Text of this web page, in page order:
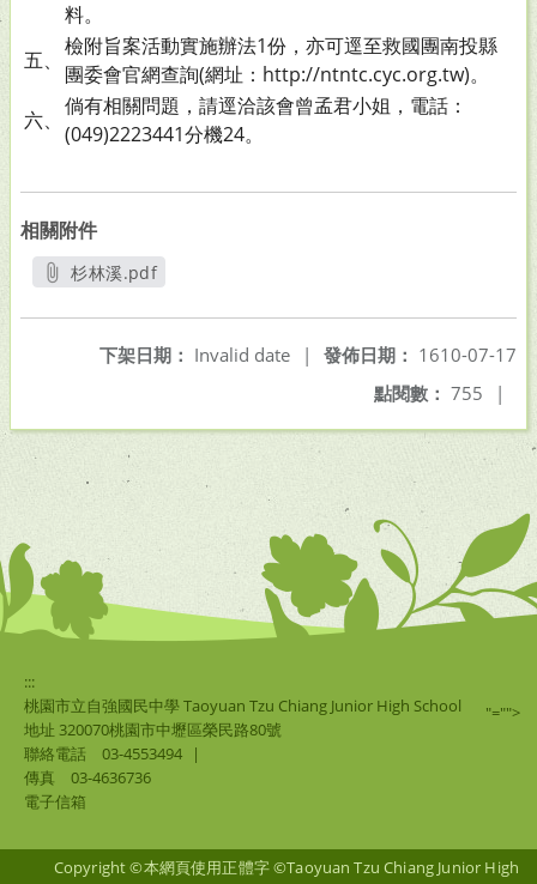
料。
五、
檢附旨案活動實施辦法1份，亦可逕至救國團南投縣
團委會官網查詢(網址：http://ntntc.cyc.org.tw)。
六、
倘有相關問題，請逕洽該會曾孟君小姐，電話：
(049)2223441分機24。
相關附件
杉林溪.pdf
發佈日期： 1610-07-17
下架日期： Invalid date
|
點閱數： 755 |
:::
桃園市立自強國民中學 Taoyuan Tzu Chiang Junior High School
地址 320070桃園市中壢區榮民路80號
聯絡電話
03-4553494
|
傳真
03-4636736
電子信箱
"="">
Copyright ©本網頁使用正體字 ©Taoyuan Tzu Chiang Junior High